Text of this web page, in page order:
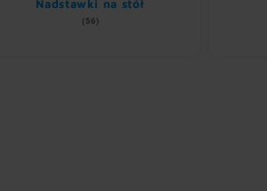
Nadstawki na stół
(56)